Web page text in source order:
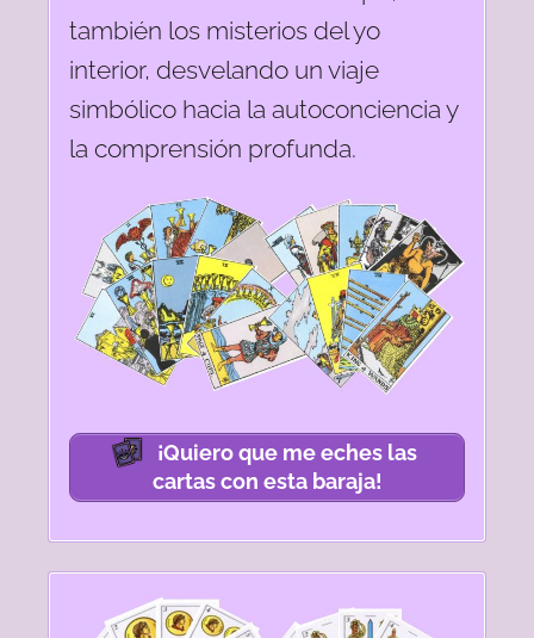
también los misterios del yo
interior, desvelando un viaje
simbólico hacia la autoconciencia y
la comprensión profunda.
¡Quiero que me eches las
cartas con esta baraja!